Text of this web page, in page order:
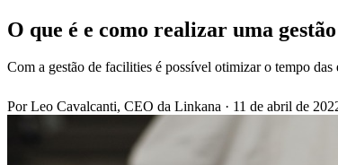
O que é e como realizar uma
Com a gestão de facilities é possível otimizar o tempo
Por Leo Cavalcanti, CEO da Linkana · 11 de abril de